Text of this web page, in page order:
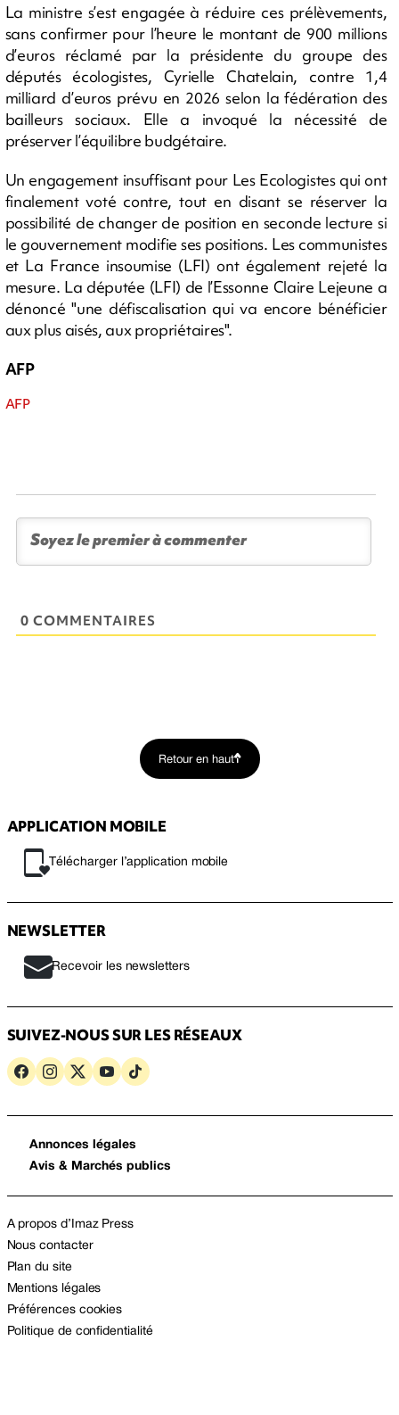
La ministre s’est engagée à réduire ces prélèvements,
sans confirmer pour l’heure le montant de 900 millions
d’euros réclamé par la présidente du groupe des
députés écologistes, Cyrielle Chatelain, contre 1,4
milliard d’euros prévu en 2026 selon la fédération des
bailleurs sociaux. Elle a invoqué la nécessité de
préserver l’équilibre budgétaire.
Un engagement insuffisant pour Les Ecologistes qui ont
finalement voté contre, tout en disant se réserver la
possibilité de changer de position en seconde lecture si
le gouvernement modifie ses positions. Les communistes
et La France insoumise (LFI) ont également rejeté la
mesure. La députée (LFI) de l’Essonne Claire Lejeune a
dénoncé "une défiscalisation qui va encore bénéficier
aux plus aisés, aux propriétaires".
AFP
AFP
0 COMMENTAIRES
Retour en haut
APPLICATION MOBILE
Télécharger l’application mobile
NEWSLETTER
Recevoir les newsletters
SUIVEZ-NOUS SUR LES RÉSEAUX
Annonces légales
Avis & Marchés publics
A propos d’Imaz Press
Nous contacter
Plan du site
Mentions légales
Préférences cookies
Politique de confidentialité